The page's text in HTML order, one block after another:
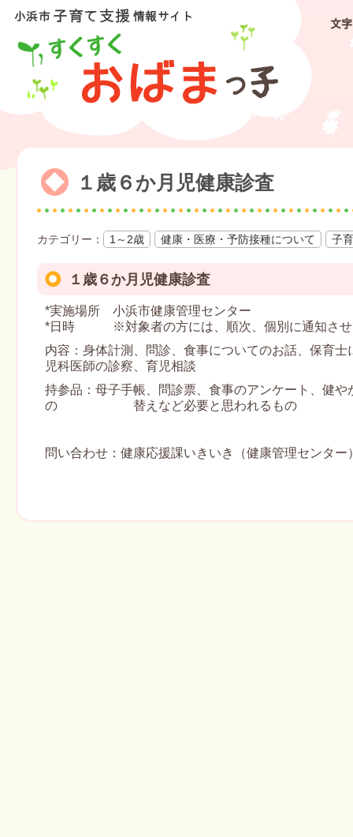
文
１歳６か月児健康診査
1～2歳 健康・医療・予防接種について 子
１歳６か月児健康診査
*実施場所 小浜市健康管理センター
*日時 ※対象者の方には、順次、個別に通知させ
内容：身体計測、問診、食事についてのお話、保育
児科医師の診察、育児相談
持参品：母子手帳、問診票、食事のアンケート、健
の 替えなど必要と思われるもの
問い合わせ：健康応援課いきいき（健康管理センタ